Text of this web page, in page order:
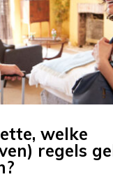
welke
regels